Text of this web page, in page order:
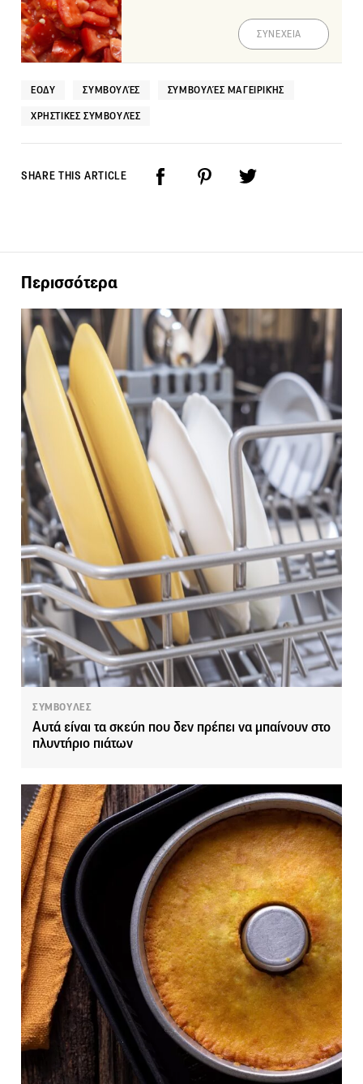
ΣΥΝΕΧΕΙΑ
ΕΟΔΥ ΣΥΜΒΟΥΛΈΣ ΣΥΜΒΟΥΛΈΣ ΜΑΓΕΙΡΙΚΉΣ
ΧΡΗΣΤΙΚΈΣ ΣΥΜΒΟΥΛΈΣ
SHARE THIS ARTICLE
Περισσότερα
ΣΥΜΒΟΥΛΕΣ
Αυτά είναι τα σκεύη που δεν πρέπει να μπαίνουν στο
πλυντήριο πιάτων